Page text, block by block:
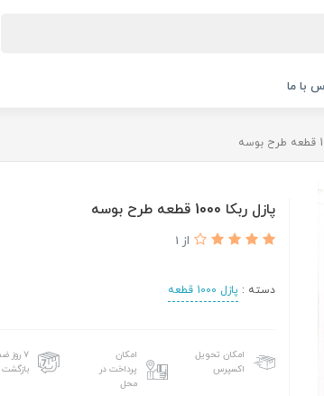
با ما
پازل ربکا 1000 قطعه طرح بوسه
از 1
دسته : پازل 1000 قطعه
امکان تحویل
اکسپرس
امکان
پرداخت در
محل
۷ روز
بازگشت